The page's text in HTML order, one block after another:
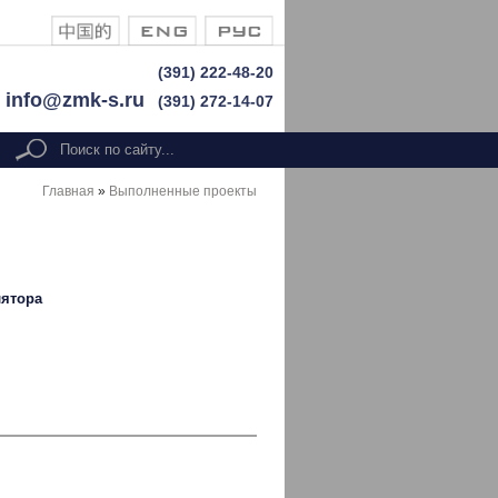
(391) 222-48-20
info@zmk-s.ru (391) 272-14-07
Форма поиска
search
Главная » Выполненные проекты